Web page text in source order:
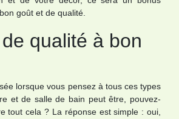
goût et de qualité.
qualité à bon
lorsque vous pensez à tous ces types
et de salle de bain peut être, pouvez-
tout cela ? La réponse est simple : oui,